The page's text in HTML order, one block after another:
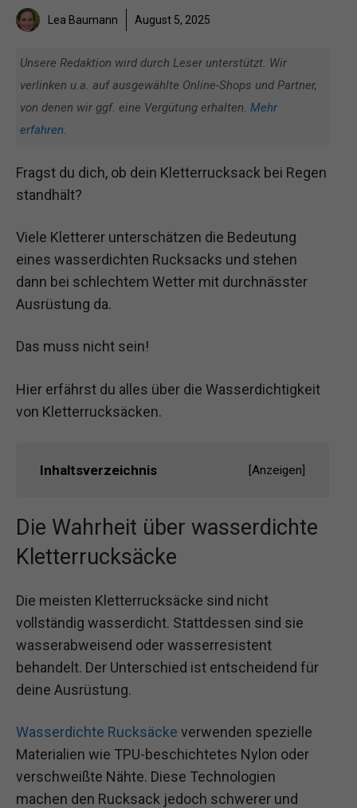
Lea Baumann August 5, 2025
Unsere Redaktion wird durch Leser unterstützt. Wir
verlinken u.a. auf ausgewählte Online-Shops und Partner,
von denen wir ggf. eine Vergütung erhalten. Mehr
erfahren.
Fragst du dich, ob dein Kletterrucksack bei Regen
standhält?
Viele Kletterer unterschätzen die Bedeutung
eines wasserdichten Rucksacks und stehen
dann bei schlechtem Wetter mit durchnässter
Ausrüstung da.
Das muss nicht sein!
Hier erfährst du alles über die Wasserdichtigkeit
von Kletterrucksäcken.
Inhaltsverzeichnis [Anzeigen]
Die Wahrheit über wasserdichte
Kletterrucksäcke
Die meisten Kletterrucksäcke sind nicht
vollständig wasserdicht. Stattdessen sind sie
wasserabweisend oder wasserresistent
behandelt. Der Unterschied ist entscheidend für
deine Ausrüstung.
Wasserdichte Rucksäcke verwenden spezielle
Materialien wie TPU-beschichtetes Nylon oder
verschweißte Nähte. Diese Technologien
machen den Rucksack jedoch schwerer und